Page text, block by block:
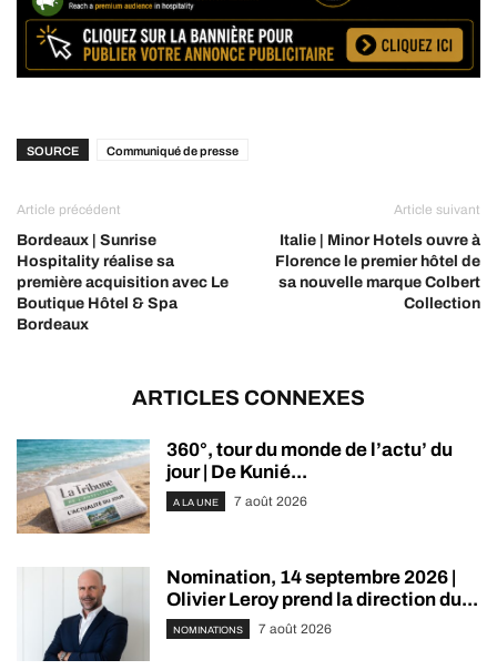
SOURCE Communiqué de presse
Article précédent
Bordeaux | Sunrise
Hospitality réalise sa
première acquisition avec Le
Boutique Hôtel & Spa
Bordeaux
Article suivant
Italie | Minor Hotels ouvre à
Florence le premier hôtel de
sa nouvelle marque Colbert
Collection
ARTICLES CONNEXES
360°, tour du monde de l’actu’ du
jour | De Kunié...
A LA UNE 7 août 2026
Nomination, 14 septembre 2026 |
Olivier Leroy prend la direction du...
NOMINATIONS 7 août 2026